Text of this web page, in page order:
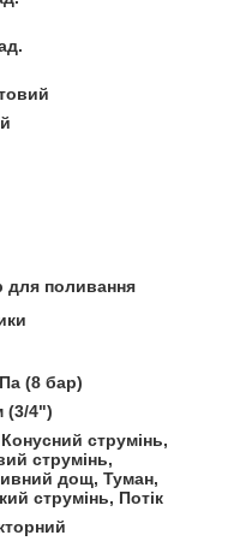
для поливання
(8 бар)
(3/4")
струмінь,
струмінь,
дощ, Туман,
струмінь, Потік